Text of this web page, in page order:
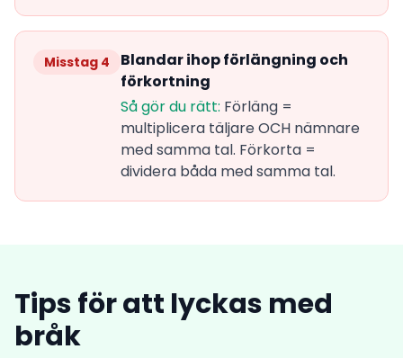
Misstag 4
Blandar ihop förlängning och
förkortning
Så gör du rätt: Förläng =
multiplicera täljare OCH nämnare
med samma tal. Förkorta =
dividera båda med samma tal.
Tips för att lyckas med
bråk